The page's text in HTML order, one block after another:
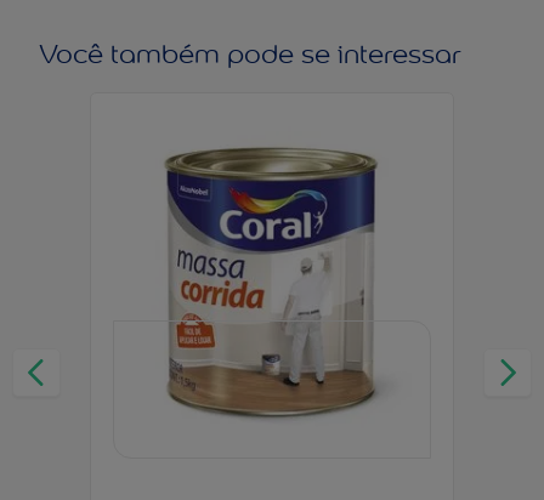
Você também pode se interessar